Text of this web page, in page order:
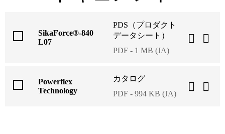
SikaForce®-840
L07
PDS（プロダクト
データシート）
PDF - 1 MB (JA)
Powerflex
Technology
カタログ
PDF - 994 KB (JA)